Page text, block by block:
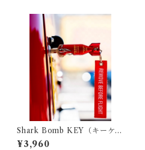
Shark Bomb KEY（キーケー
ス）
¥3,960